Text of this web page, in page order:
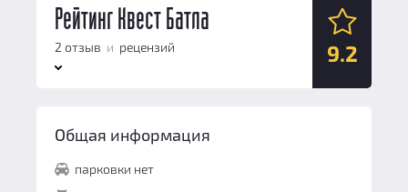
Антураж: 10
Логические задачи:
Сюжет:
Персонал и безопасность:
Рейтинг Квест Батла
2 отзыв и рецензий 9.2
Сюжет:
Общая информация
парковки нет